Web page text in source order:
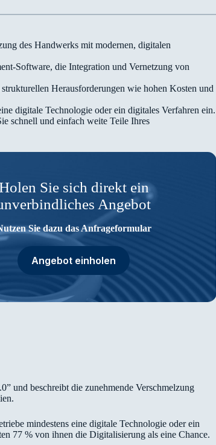
des Handwerks mit modernen, digitalen
Software, die Integration und Vernetzung von
Herausforderungen wie hohen Kosten und
digitale Technologie oder ein digitales Verfahren ein.
schnell und einfach weite Teile Ihres
Sie sich direkt ein
Angebot
Sie dazu das Anfrageformular
Angebot einholen
und beschreibt die zunehmende Verschmelzung
mindestens eine digitale Technologie oder ein
77 % von ihnen die Digitalisierung als eine Chance.